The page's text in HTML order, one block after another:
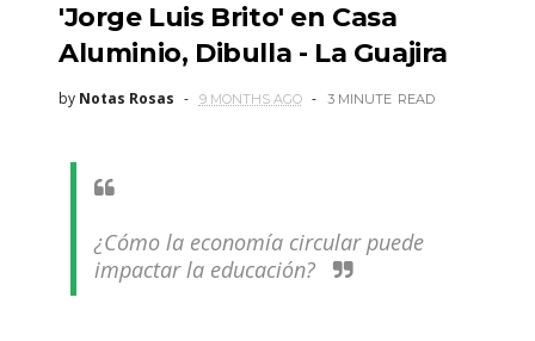
'Jorge Luis Brito' en Casa
Aluminio, Dibulla - La Guajira
by Notas Rosas 9 MONTHS AGO 3 MINUTE READ
¿Cómo la economía circular puede
impactar la educación?